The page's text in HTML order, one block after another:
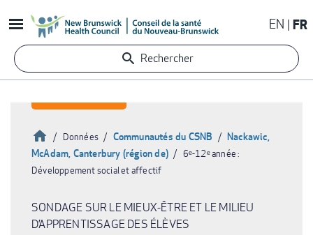
au
contenu
principal
EN FR
Rechercher
Fil
Accueil
Données Communautés du CSNB
Nackawic,
McAdam, Canterbury (région de)
6ᵉ-12ᵉ année :
Développement social et affectif
SONDAGE SUR LE MIEUX-ÊTRE ET LE MILIEU
D’APPRENTISSAGE DES ÉLÈVES